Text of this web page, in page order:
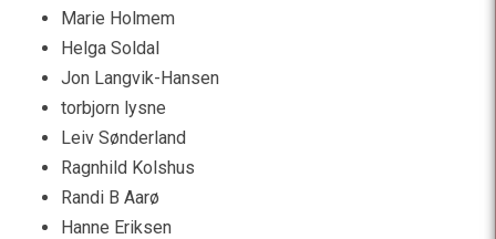
Marie Holmem
Helga Soldal
Jon Langvik-Hansen
torbjorn lysne
Leiv Sønderland
Ragnhild Kolshus
Randi B Aarø
Hanne Eriksen